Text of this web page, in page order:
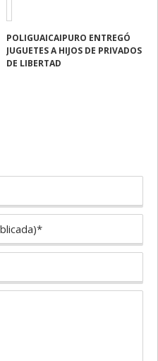
POLIGUAICAIPURO ENTREGÓ
JUGUETES A HIJOS DE PRIVADOS
DE LIBERTAD